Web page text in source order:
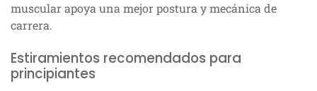
muscular apoya una mejor postura y mecánica de
carrera.
Estiramientos recomendados para
principiantes